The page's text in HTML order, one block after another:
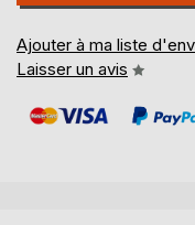
Ajouter à ma liste
Laisser un avis